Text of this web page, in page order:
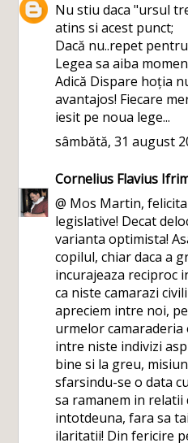
Nu stiu daca "ursul
atins si acest punct;
Dacă nu..repet
Legea sa aiba
Adică Dispare hoția
avantajos! Fiecare
iesit pe noua lege...
sâmbătă, 31 august
Cornelius Flavius
@ Mos Martin,
legislative! Decat
varianta optimista!
copilul, chiar daca a
incurajeaza reciproc
ca niste camarazi
apreciem intre noi,
urmelor
intre niste indivizi
bine si la greu,
sfarsindu-se o data
sa ramanem in relatii
intotdeuna, fara sa
ilaritatii! Din fericire